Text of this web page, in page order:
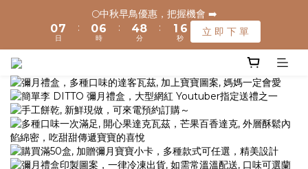
🌕中秋早鳥優惠，把握機會 ➡️
07
6
3
2
1
0
日
:
1
0
7
6
5
2
1
0
時
:
5
4
3
0
9
8
7
4
3
2
1
0
分
:
2
1
0
6
5
4
1
0
秒
立 即 下 單
🌕中秋早鳥優惠，把握機會 ➡️
07
6
3
2
1
0
日
:
1
0
7
6
5
2
1
0
時
:
5
4
3
0
9
8
7
4
3
2
1
0
分
:
2
1
0
6
5
4
1
0
秒
立 即 下 單
🚚 全館滿$1200元享免運(常溫) 🧊滿$1500元享免運費(低溫) 🌟
離島地區，滿$3000就免運(常溫)
✈️ 港澳配送 - 滿$3000免運(常溫)
🌕中秋早鳥優惠，把握機會 ➡️
9
6
5
4
3
2
1
9
8
9
6
5
4
3
2
1
9
8
9
8
7
6
59
7
6
5
4
3
2
9
8
7
6